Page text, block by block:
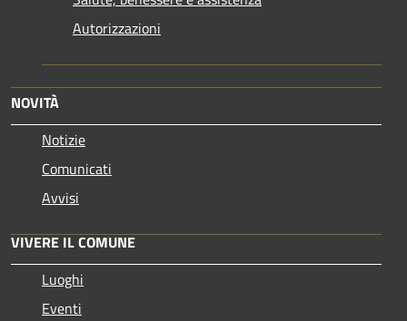
Autorizzazioni
NOVITÀ
Notizie
Comunicati
Avvisi
VIVERE IL COMUNE
Luoghi
Eventi